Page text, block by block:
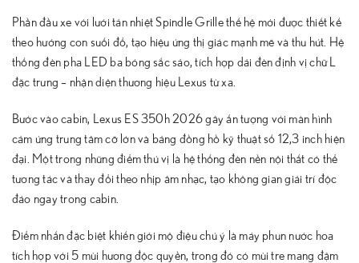
Phần đầu xe với lưới tản nhiệt Spindle Grille thế hệ mới được thiết kế
theo hướng con suối đổ, tạo hiệu ứng thị giác mạnh mẽ và thu hút. Hệ
thống đèn pha LED ba bóng sắc sảo, tích hợp dải đèn định vị chữ L
đặc trưng – nhận diện thương hiệu Lexus từ xa.
Bước vào cabin, Lexus ES 350h 2026 gây ấn tượng với màn hình
cảm ứng trung tâm cỡ lớn và bảng đồng hồ kỹ thuật số 12,3 inch hiện
đại. Một trong những điểm thú vị là hệ thống đèn nền nội thất có thể
tương tác và thay đổi theo nhịp âm nhạc, tạo không gian giải trí độc
đáo ngay trong cabin.
Điểm nhấn đặc biệt khiến giới mộ điệu chú ý là máy phun nước hoa
tích hợp với 5 mùi hương độc quyền, trong đó có mùi tre mang đậm